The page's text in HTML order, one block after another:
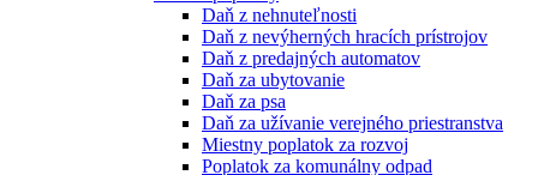
Daň z nehnuteľnosti
Daň z nevýherných hracích prístrojov
Daň z predajných automatov
Daň za ubytovanie
Daň za psa
Daň za užívanie verejného priestranstva
Miestny poplatok za rozvoj
Poplatok za komunálny odpad